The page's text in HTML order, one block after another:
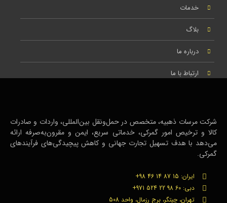
خدمات
بلاگ
درباره ما
ارتباط با ما
شرکت مرسات ذهبیه، متخصص در حمل‌ونقل بین‌المللی، واردات و صادرات
کالا و ترخیص امور گمرکی، خدماتی سریع، ایمن و مقرون‌به‌صرفه ارائه
می‌دهد با هدف تسهیل تجارت جهانی و کاهش پیچیدگی‌های فرآیندهای
گمرکی.
ایران: 15 87 14 46 98+
دبی: 60 98 22 524 971+
تهران، چیتگر، برج رزمال، واحد 508